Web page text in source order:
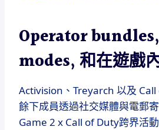
Operator
modes, 和在遊戲
Activision、Treyarch 以及
餘下成員透過社交媒體與電郵
Game 2 x Call of Duty跨界活